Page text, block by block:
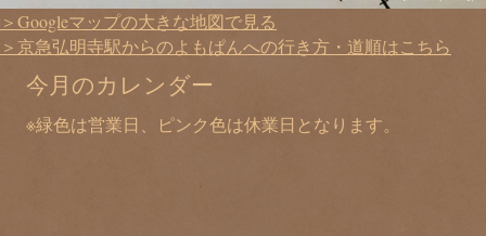
＞Googleマップの大きな地図で見る
＞京急弘明寺駅からのよもぱんへの行き方・道順はこちら
今月のカレンダー
※緑色は営業日、ピンク色は休業日となります。